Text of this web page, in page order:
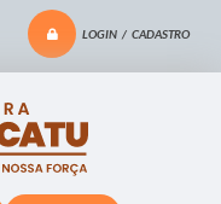
LOGIN / CADASTRO